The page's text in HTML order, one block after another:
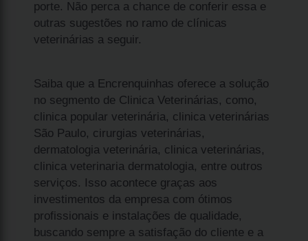
porte. Não perca a chance de conferir essa e
outras sugestões no ramo de clínicas
veterinárias a seguir.
Saiba que a Encrenquinhas oferece a solução
no segmento de Clinica Veterinárias, como,
clinica popular veterinária, clinica veterinárias
São Paulo, cirurgias veterinárias,
dermatologia veterinária, clinica veterinárias,
clinica veterinaria dermatologia, entre outros
serviços. Isso acontece graças aos
investimentos da empresa com ótimos
profissionais e instalações de qualidade,
buscando sempre a satisfação do cliente e a